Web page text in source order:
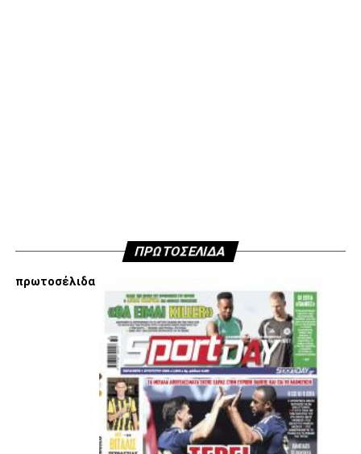
Εμείς είμαστε μόνο Π.Α.Ο.Κ.
Μόνο τα 4 γράμματα έχουν σημασία για εμάς και
ΚΑΝΕΝΑΣ δεν είναι πάνω απο αυτά τα ιερά γράμματα.
ΠΡΩΤΟΣΕΛΙΔΑ
πρωτοσέλιδα